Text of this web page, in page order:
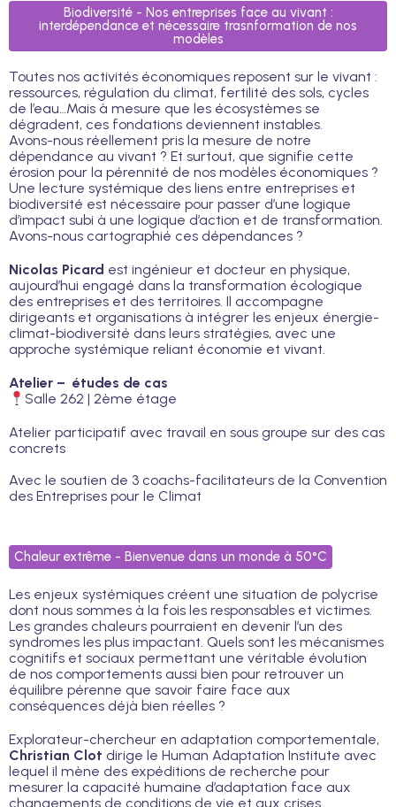
Biodiversité - Nos entreprises face au vivant :
interdépendance et nécessaire trasnformation de nos
modèles
Toutes nos activités économiques reposent sur le vivant :
ressources, régulation du climat, fertilité des sols, cycles
de l’eau…Mais à mesure que les écosystèmes se
dégradent, ces fondations deviennent instables.
Avons-nous réellement pris la mesure de notre
dépendance au vivant ? Et surtout, que signifie cette
érosion pour la pérennité de nos modèles économiques ?
Une lecture systémique des liens entre entreprises et
biodiversité est nécessaire pour passer d’une logique
d’impact subi à une logique d’action et de transformation.
Avons-nous cartographié ces dépendances ?
Nicolas Picard est ingénieur et docteur en physique,
aujourd’hui engagé dans la transformation écologique
des entreprises et des territoires. Il accompagne
dirigeants et organisations à intégrer les enjeux énergie-
climat-biodiversité dans leurs stratégies, avec une
approche systémique reliant économie et vivant.
Atelier – études de cas
Salle 262 | 2ème étage
Atelier participatif avec travail en sous groupe sur des cas
concrets
Avec le soutien de 3 coachs-facilitateurs de la Convention
des Entreprises pour le Climat
Chaleur extrême - Bienvenue dans un monde à 50°C
Les enjeux systémiques créent une situation de polycrise
dont nous sommes à la fois les responsables et victimes.
Les grandes chaleurs pourraient en devenir l’un des
syndromes les plus impactant. Quels sont les mécanismes
cognitifs et sociaux permettant une véritable évolution
de nos comportements aussi bien pour retrouver un
équilibre pérenne que savoir faire face aux
conséquences déjà bien réelles ?
Explorateur-chercheur en adaptation comportementale,
Christian Clot dirige le Human Adaptation Institute avec
lequel il mène des expéditions de recherche pour
mesurer la capacité humaine d’adaptation face aux
changements de conditions de vie et aux crises.